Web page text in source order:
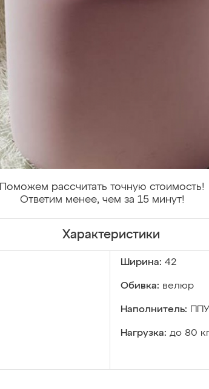
Поможем рассчитать точную стоимость!
Ответим менее, чем за 15 минут!
Характеристики
Ширина: 42
Обивка: велюр
Наполнитель: ППУ
Нагрузка: до 80